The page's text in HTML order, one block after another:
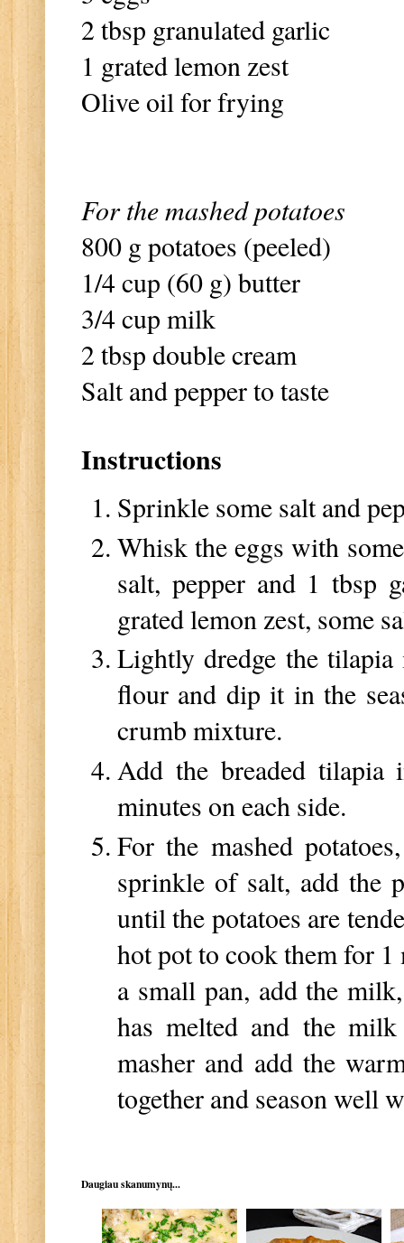
2 tbsp granulated garlic
1 grated lemon zest
Olive oil for frying
For the mashed potatoes
800 g potatoes (peeled)
1/4 cup (60 g) butter
3/4 cup milk
2 tbsp double cream
Salt and pepper to taste
Instructions
Sprinkle some salt and
Whisk the eggs with
salt, pepper and 1 tbsp
grated lemon zest, some
Lightly dredge the tilapia
flour and dip it in the
crumb mixture.
Add the breaded
minutes on each side.
For the mashed
sprinkle of salt, add the
until the potatoes are
hot pot to cook them for 1
a small pan, add the
has melted and the
masher and add the
together and season well
Daugiau skanumynų...